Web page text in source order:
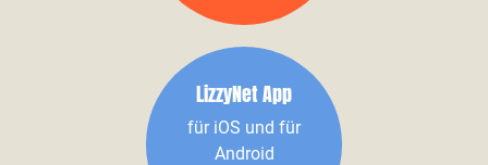
LizzyNet App
für iOS und für
Android